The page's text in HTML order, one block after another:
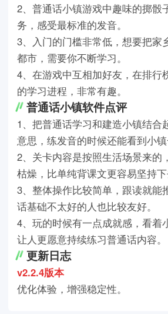
2、普通话小镇游戏中趣味的掷骰
务，感受最标准的发音。
3、入门的门槛非常低，想要把家
都市，需要你不断学习。
4、在游戏中互相加好友，在排行
的学习进程，非常有趣。
普通话小镇软件点评
1、把普通话学习和建造小镇结合
意思，练发音的时候还能看到小镇
2、关卡内容是按照生活场景来的
枯燥，比单纯背课文更容易坚持下
3、整体操作比较简单，跟读就能
话基础不太好的人也比较友好。
4、玩的时候有一点成就感，看着
让人更愿意持续练习普通话内容。
更新日志
v2.2.4版本
优化体验，增强稳定性。